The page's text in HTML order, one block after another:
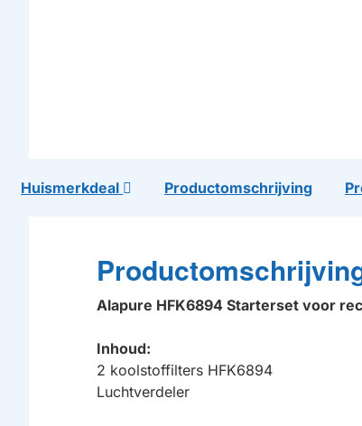
Huismerkdeal Productomschrijving
Alapure HFK6894 Starterset voor
Inhoud:
2 koolstoffilters HFK6894
Luchtverdeler